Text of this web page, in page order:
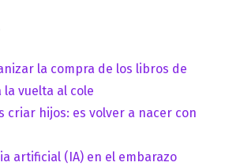
la compra de los libros de
vuelta al cole
criar hijos: es volver a nacer con
artificial (IA) en el embarazo